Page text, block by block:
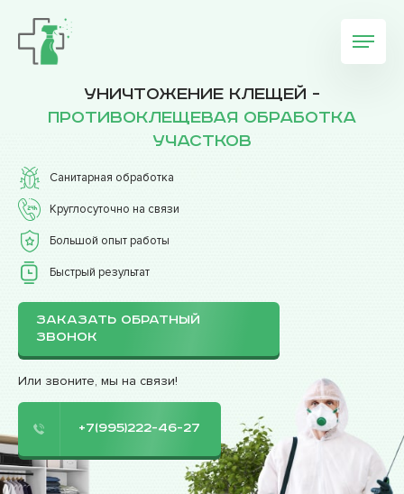
Уничтожение клещей -
противоклещевая обработка
участков
Санитарная обработка
Круглосуточно на связи
Большой опыт работы
Быстрый результат
ЗАКАЗАТЬ ОБРАТНЫЙ
ЗВОНОК
Или звоните, мы на связи!
+7(995)222-46-27